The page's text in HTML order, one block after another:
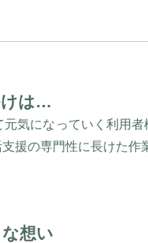
けは…
気になっていく利用
援の専門性に長けた作
想い